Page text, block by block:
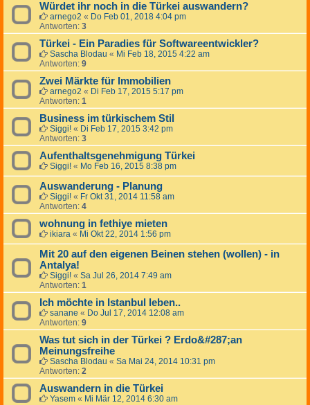
Würdet ihr noch in die Türkei auswandern?
arnego2 « Do Feb 01, 2018 4:04 pm
Antworten: 3
Türkei - Ein Paradies für Softwareentwickler?
Sascha Blodau « Mi Feb 18, 2015 4:22 am
Antworten: 9
Zwei Märkte für Immobilien
arnego2 « Di Feb 17, 2015 5:17 pm
Antworten: 1
Business im türkischem Stil
Siggi! « Di Feb 17, 2015 3:42 pm
Antworten: 3
Aufenthaltsgenehmigung Türkei
Siggi! « Mo Feb 16, 2015 8:38 pm
Auswanderung - Planung
Siggi! « Fr Okt 31, 2014 11:58 am
Antworten: 4
wohnung in fethiye mieten
ikiara « Mi Okt 22, 2014 1:56 pm
Mit 20 auf den eigenen Beinen stehen (wollen) - in
Antalya!
Siggi! « Sa Jul 26, 2014 7:49 am
Antworten: 1
Ich möchte in Istanbul leben..
sanane « Do Jul 17, 2014 12:08 am
Antworten: 9
Was tut sich in der Türkei ? Erdo&#287;an
Meinungsfreihe
Sascha Blodau « Sa Mai 24, 2014 10:31 pm
Antworten: 2
Auswandern in die Türkei
Yasem « Mi Mär 12, 2014 6:30 am